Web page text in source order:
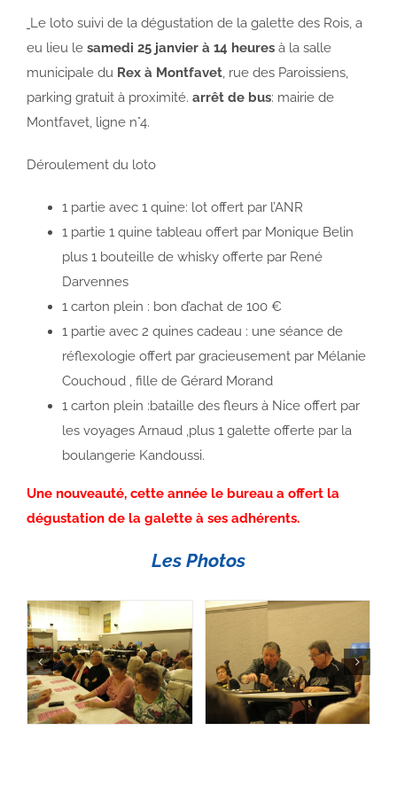
Le loto suivi de la dégustation de la galette des Rois, a
eu lieu le samedi 25 janvier à 14 heures à la salle
municipale du Rex à Montfavet, rue des Paroissiens,
parking gratuit à proximité. arrêt de bus: mairie de
Montfavet, ligne n°4.
Déroulement du loto
1 partie avec 1 quine: lot offert par l’ANR
1 partie 1 quine tableau offert par Monique Belin
plus 1 bouteille de whisky offerte par René
Darvennes
1 carton plein : bon d’achat de 100 €
1 partie avec 2 quines cadeau : une séance de
réflexologie offert par gracieusement par Mélanie
Couchoud , fille de Gérard Morand
1 carton plein :bataille des fleurs à Nice offert par
les voyages Arnaud ,plus 1 galette offerte par la
boulangerie Kandoussi.
Une nouveauté, cette année le bureau a offert la
dégustation de la galette à ses adhérents.
Les Photos